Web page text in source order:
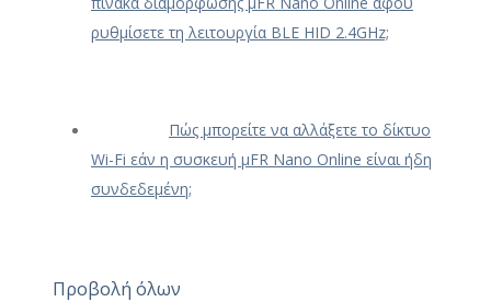
ρυθμίσετε τη λειτουργία BLE HID 2.4GHz;
Πώς μπορείτε να αλλάξετε το δίκτυο
Wi-Fi εάν η συσκευή μFR Nano Online είναι ήδη
συνδεδεμένη;
Προβολή όλων